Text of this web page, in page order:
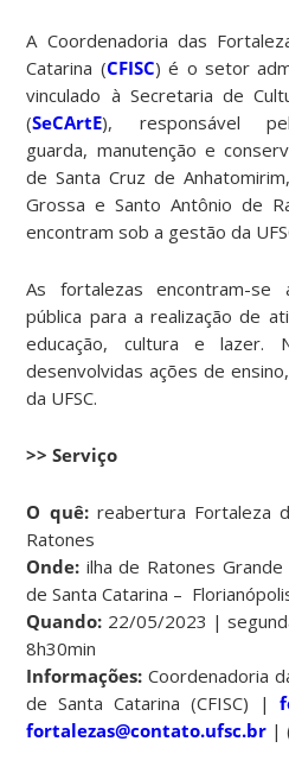
A Coordenadoria das
Catarina (CFISC) é o setor
vinculado à Secretaria de
(SeCArtE), responsável
guarda, manutenção e
de Santa Cruz de
Grossa e Santo Antônio de
encontram sob a gestão da
As fortalezas encontram-se
pública para a realização de
educação, cultura e lazer.
desenvolvidas ações de
da UFSC.
>> Serviço
O quê:reabertura Fortaleza
Ratones
Onde: ilha de Ratones
de Santa Catarina –
Quando: 22/05/2023 |
8h30min
Informações: Coordenadoria
de Santa Catarina (CFISC) |
fortalezas@contato.ufsc.br |